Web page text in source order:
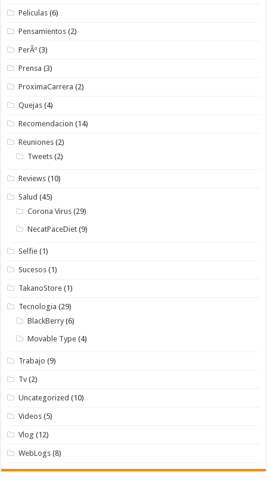
Peliculas (6)
Pensamientos (2)
PerÃº (3)
Prensa (3)
ProximaCarrera (2)
Quejas (4)
Recomendacion (14)
Reuniones (2)
Tweets (2)
Reviews (10)
Salud (45)
Corona Virus (29)
NecatPaceDiet (9)
Selfie (1)
Sucesos (1)
TakanoStore (1)
Tecnologia (29)
BlackBerry (6)
Movable Type (4)
Trabajo (9)
Tv (2)
Uncategorized (10)
Videos (5)
Vlog (12)
WebLogs (8)